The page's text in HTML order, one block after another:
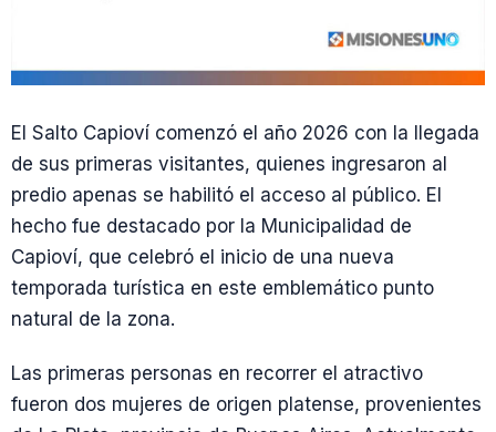
El Salto Capioví comenzó el año 2026 con la llegada
de sus primeras visitantes, quienes ingresaron al
predio apenas se habilitó el acceso al público. El
hecho fue destacado por la Municipalidad de
Capioví, que celebró el inicio de una nueva
temporada turística en este emblemático punto
natural de la zona.
Las primeras personas en recorrer el atractivo
fueron dos mujeres de origen platense, provenientes